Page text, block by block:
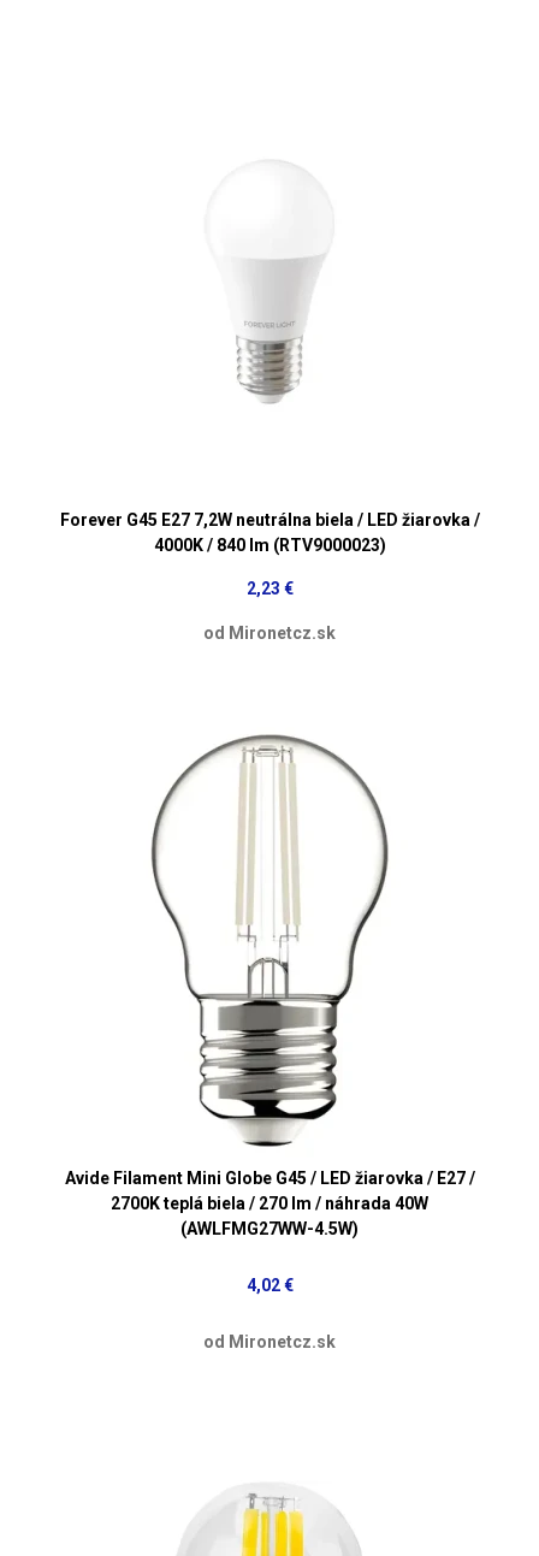
Forever G45 E27 7,2W neutrálna biela / LED žiarovka /
4000K / 840 lm (RTV9000023)
2,23 €
od Mironetcz.sk
Avide Filament Mini Globe G45 / LED žiarovka / E27 /
2700K teplá biela / 270 lm / náhrada 40W
(AWLFMG27WW-4.5W)
4,02 €
od Mironetcz.sk